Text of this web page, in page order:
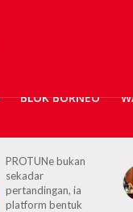
BLOK BORNEO
Hajiji receives UK High
Commissioner,
reaffirms enduring
Sabah–UK ties